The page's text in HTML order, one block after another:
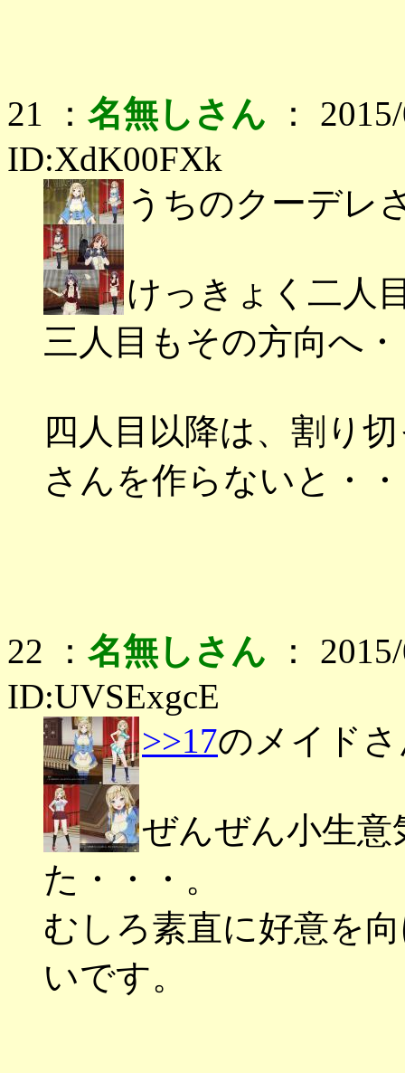
21 ： 名無しさん ：
ID:XdK00FXk
うちのクーデレ
けっきょく二人
三人目もその方向へ
四人目以降は、割り
さんを作らないと・
22 ： 名無しさん ：
ID:UVSExgcE
>>17のメイド
ぜんぜん小生
た・・・。
むしろ素直に好意を
いです。